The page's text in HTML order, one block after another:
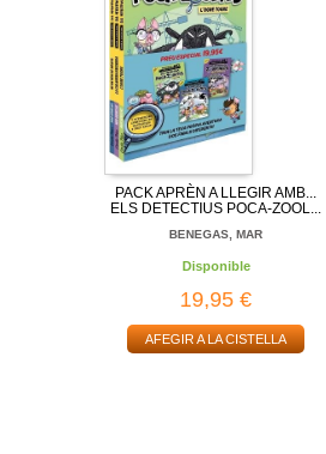
PACK APRÈN A LLEGIR AMB...
ELS DETECTIUS POCA-ZOOL...
BENEGAS, MAR
Disponible
19,95 €
AFEGIR A LA CISTELLA